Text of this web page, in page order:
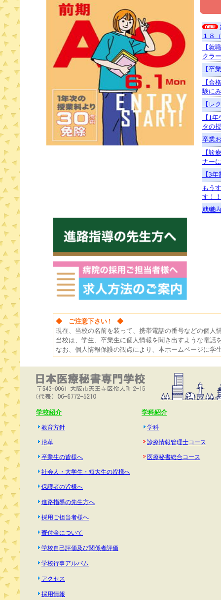
◆ ご注意下さい ! ◆
現在、当校の名前を装って、携帯電話の番号などの個
当校は、学生、卒業生に個人情報を聞き出すような電
なお、個人情報保護の観点により、本ホームページに学
学校紹介 学科紹介
教育方針 学科
沿革 診療情報管理士コース
卒業生の皆様へ 医療秘書総合コース
社会人・大学生・短大生の皆様へ
保護者の皆様へ
進路指導の先生方へ
採用ご担当者様へ
寄付金について
学校自己評価及び関係者評価
学校行事アルバム
アクセス
採用情報